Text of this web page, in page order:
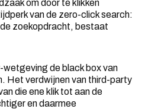
om door te klikken
van de zero-click search:
zoekopdracht, bestaat
de black box van
Het verdwijnen van third-party
die ene klik tot aan de
en daarmee